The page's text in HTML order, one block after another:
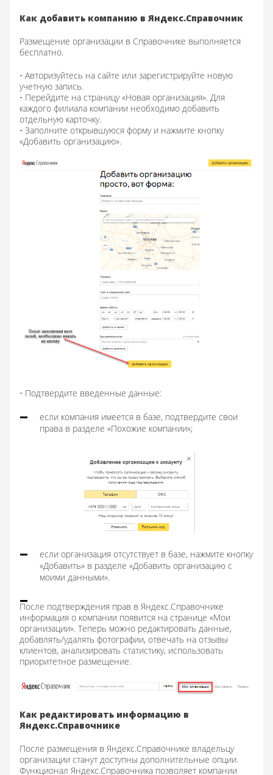
Как добавить компанию в Яндекс.Справочник
Размещение организации в Справочнике выполняется
бесплатно.
• Авторизуйтесь на сайте или зарегистрируйте новую
учетную запись.
• Перейдите на страницу «Новая организация». Для
каждого филиала компании необходимо добавить
отдельную карточку.
• Заполните открывшуюся форму и нажмите кнопку
«Добавить организацию».
• Подтвердите введенные данные:
если компания имеется в базе, подтвердите свои
права в разделе «Похожие компании»;
если организация отсутствует в базе, нажмите кнопку
«Добавить» в разделе «Добавить организацию с
моими данными».
После подтверждения прав в Яндекс.Справочнике
информация о компании появится на странице «Мои
организации». Теперь можно редактировать данные,
добавлять/удалять фотографии, отвечать на отзывы
клиентов, анализировать статистику, использовать
приоритетное размещение.
Как редактировать информацию в
Яндекс.Справочнике
После размещения в Яндекс.Справочнике владельцу
организации станут доступны дополнительные опции.
Функционал Яндекс.Справочника позволяет компании